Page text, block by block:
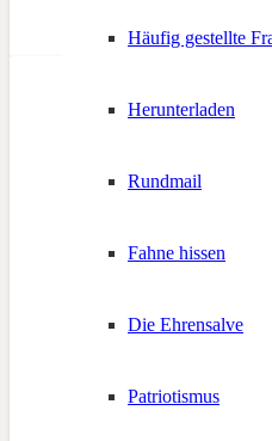
Häufig gestellte
Herunterladen
Rundmail
Fahne hissen
Die Ehrensalve
Patriotismus
Der letzte